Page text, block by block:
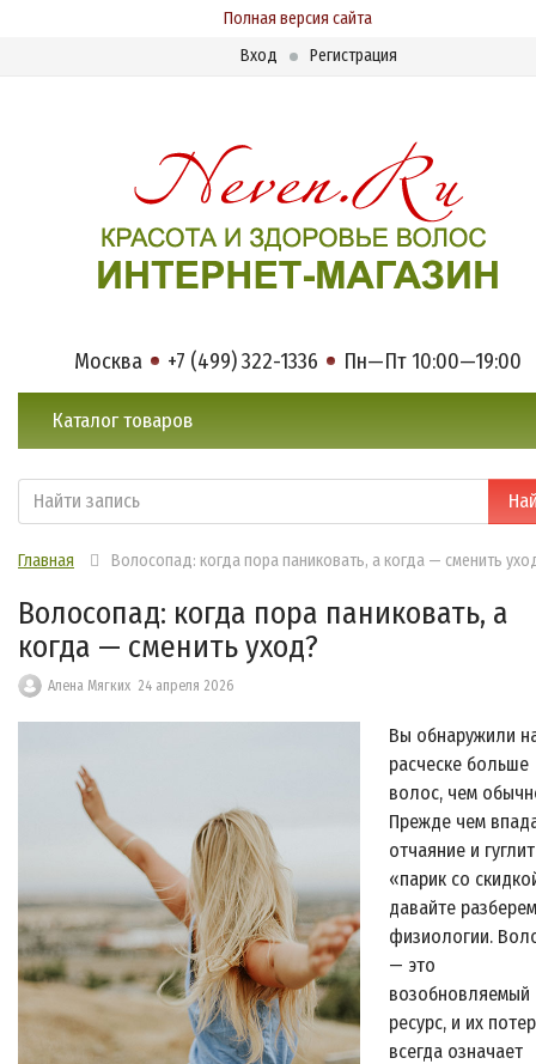
Полная версия сайта
Вход
Регистрация
Москва +7 (499) 322-1336 Пн—Пт 10:00—19:00
Каталог товаров
Главная Волосопад: когда пора паниковать, а когда — сменить
Волосопад: когда пора паниковать, а
когда — сменить уход?
Алена Мягких 24 апреля 2026
Вы обнаружили
расческе больше
волос, чем
Прежде чем
отчаяние и
«парик со
давайте
физиологии.
— это
возобновляемый
ресурс, и их
всегда означает